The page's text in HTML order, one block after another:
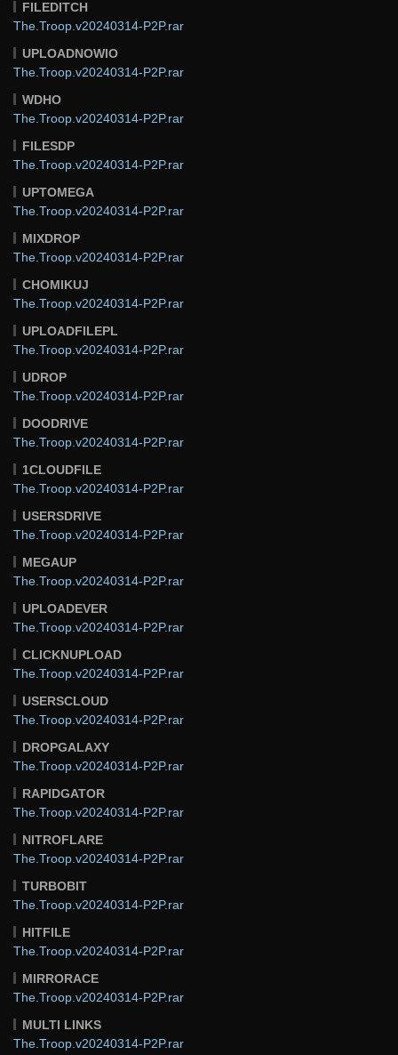
FILEDITCH
The.Troop.v20240314-P2P.rar
UPLOADNOWIO
The.Troop.v20240314-P2P.rar
WDHO
The.Troop.v20240314-P2P.rar
FILESDP
The.Troop.v20240314-P2P.rar
UPTOMEGA
The.Troop.v20240314-P2P.rar
MIXDROP
The.Troop.v20240314-P2P.rar
CHOMIKUJ
The.Troop.v20240314-P2P.rar
UPLOADFILEPL
The.Troop.v20240314-P2P.rar
UDROP
The.Troop.v20240314-P2P.rar
DOODRIVE
The.Troop.v20240314-P2P.rar
1CLOUDFILE
The.Troop.v20240314-P2P.rar
USERSDRIVE
The.Troop.v20240314-P2P.rar
MEGAUP
The.Troop.v20240314-P2P.rar
UPLOADEVER
The.Troop.v20240314-P2P.rar
CLICKNUPLOAD
The.Troop.v20240314-P2P.rar
USERSCLOUD
The.Troop.v20240314-P2P.rar
DROPGALAXY
The.Troop.v20240314-P2P.rar
RAPIDGATOR
The.Troop.v20240314-P2P.rar
NITROFLARE
The.Troop.v20240314-P2P.rar
TURBOBIT
The.Troop.v20240314-P2P.rar
HITFILE
The.Troop.v20240314-P2P.rar
MIRRORACE
The.Troop.v20240314-P2P.rar
MULTI LINKS
The.Troop.v20240314-P2P.rar